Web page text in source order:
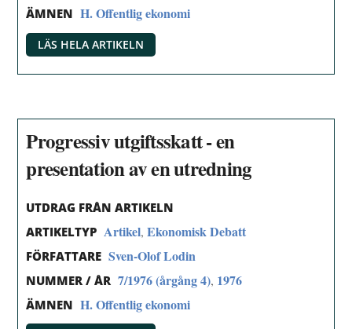
ÄMNEN H. Offentlig ekonomi
LÄS HELA ARTIKELN
Progressiv utgiftsskatt - en
presentation av en utredning
UTDRAG FRÅN ARTIKELN
ARTIKELTYP Artikel,Ekonomisk Debatt
FÖRFATTARE Sven-Olof Lodin
NUMMER / ÅR 7/1976 (årgång 4), 1976
ÄMNEN H. Offentlig ekonomi